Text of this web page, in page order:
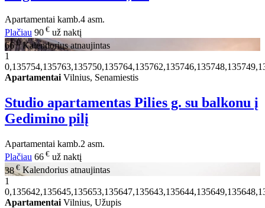
Apartamentai kamb.4 asm.
Plačiau 90 € už naktį
66€ Kalendorius atnaujintas
1
Apartamentai Vilnius, Senamiestis
Studio apartamentas Pilies g. su balkonu į
Gedimino pilį
Apartamentai kamb.2 asm.
Plačiau 66 € už naktį
38 € Kalendorius atnaujintas
1
Apartamentai Vilnius, Užupis